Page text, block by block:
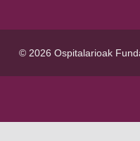
© 2026 Ospitalarioak